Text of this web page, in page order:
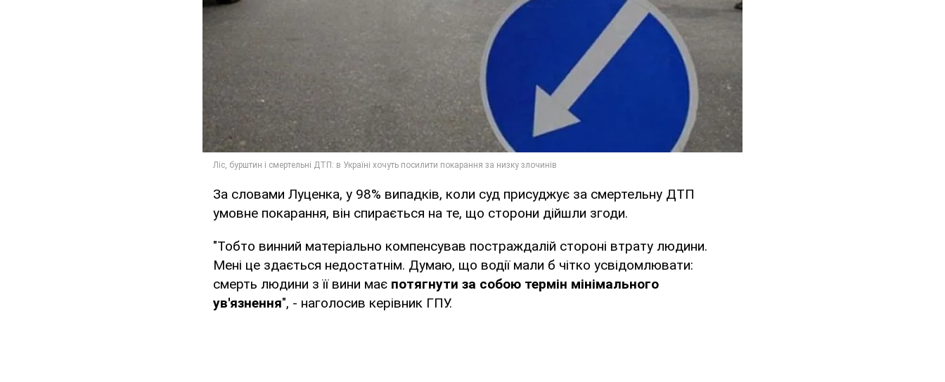
За словами Луценка, у 98% випадків, коли суд присуджує за смертельну ДТП
умовне покарання, він спирається на те, що сторони дійшли згоди.
"Тобто винний матеріально компенсував постраждалій стороні втрату людини.
Мені це здається недостатнім. Думаю, що водії мали б чітко усвідомлювати:
смерть людини з її вини має потягнути за собою термін мінімального
ув'язнення", - наголосив керівник ГПУ.